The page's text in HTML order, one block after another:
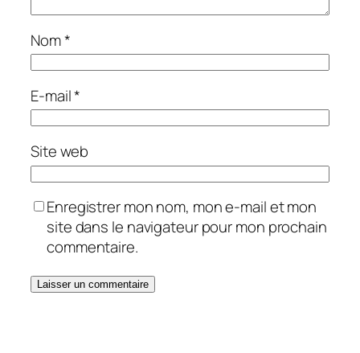
Nom*
E-mail*
Site web
Enregistrer mon nom, mon e-mail et mon
site dans le navigateur pour mon prochain
commentaire.